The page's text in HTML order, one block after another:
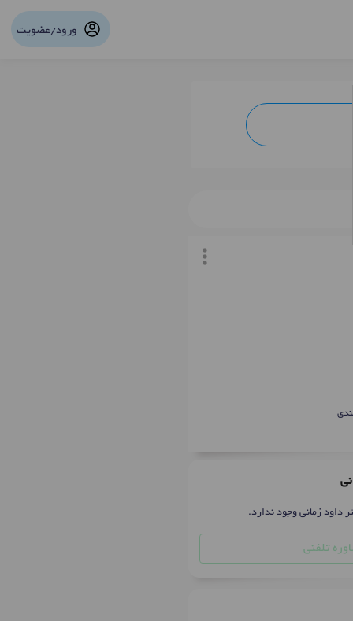
ورود/عضویت
داود زمانی وجود ندارد.
تلفنی